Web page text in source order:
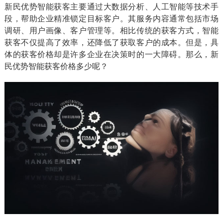
新民优势智能获客主要通过大数据分析、人工智能等技术手
段，帮助企业精准锁定目标客户。其服务内容通常包括市场
调研、用户画像、客户管理等。相比传统的获客方式，智能
获客不仅提高了效率，还降低了获取客户的成本。但是，具
体的获客价格却是许多企业在决策时的一大障碍。那么，新
民优势智能获客价格多少呢？